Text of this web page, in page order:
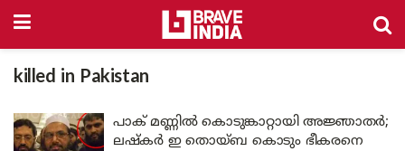
killed in Pakistan
പാക് മണ്ണിൽ കൊടുങ്കാറ്റായി അജ്ഞാതർ;
ലഷ്‌കർ ഇ തൊയ്ബ കൊടും ഭീകരനെ